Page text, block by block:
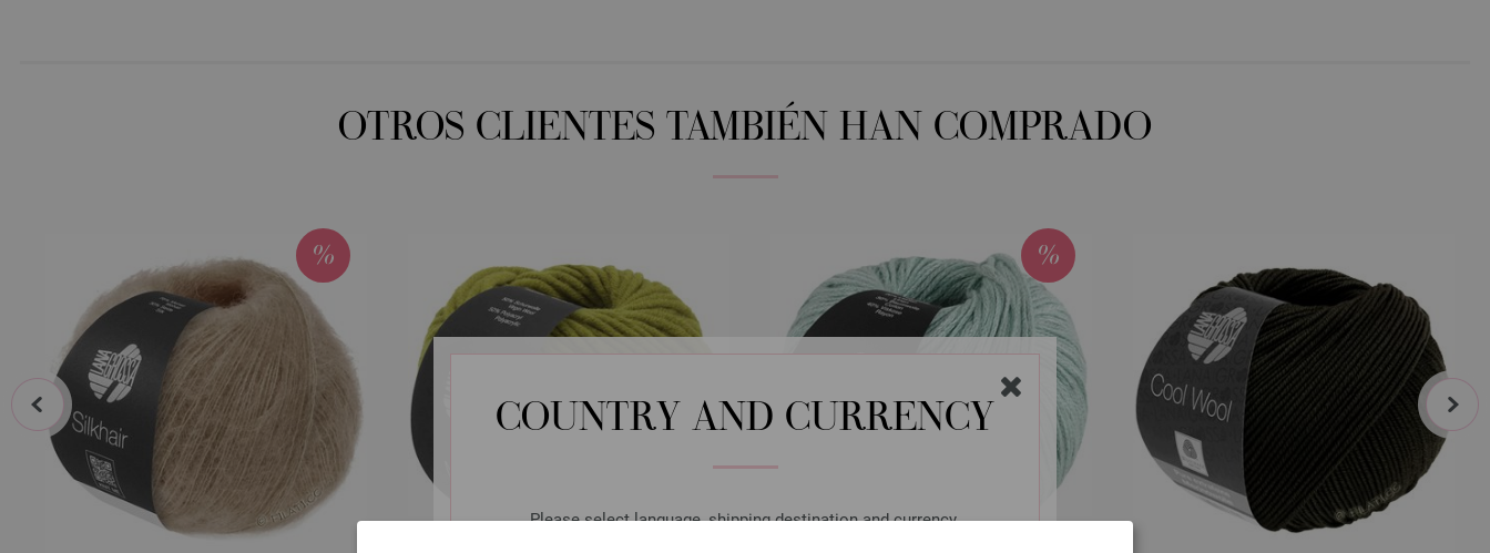
COUNTRY AND CURRENCY
Please select language, shipping destination and currency.
OTROS CLIENTES TAMBIÉN HAN COMPRADO
prev next